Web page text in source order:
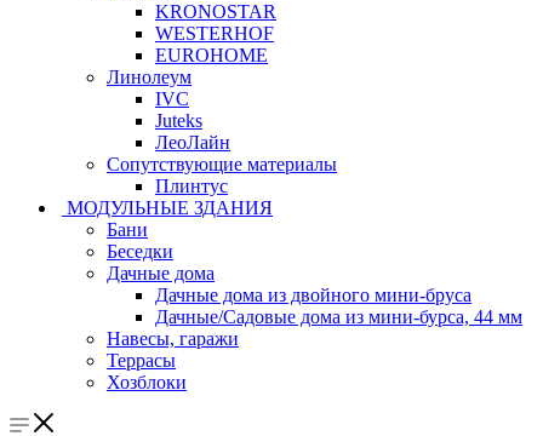
KRONOSTAR
WESTERHOF
EUROHOME
Линолеум
IVC
Juteks
ЛеоЛайн
Сопутствующие материалы
Плинтус
МОДУЛЬНЫЕ ЗДАНИЯ
Бани
Беседки
Дачные дома
Дачные дома из двойного мини-бруса
Дачные/Садовые дома из мини-бурса, 44 мм
Навесы, гаражи
Террасы
Хозблоки